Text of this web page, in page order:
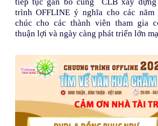
trình OFFLINE ý nghĩa cho các
chúc cho các thành viên tham gia
thuận lợi và ngày càng phát triển lớn